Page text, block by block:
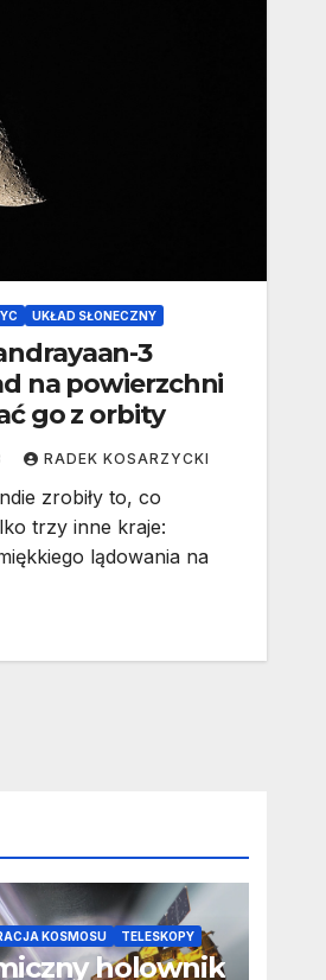
UKŁAD SŁONECZNY
3
na powierzchni
go z orbity
RADEK KOSARZYCKI
zrobiły to, co
trzy inne kraje:
lądowania na
KOSMOSU TELESKOPY
holownik